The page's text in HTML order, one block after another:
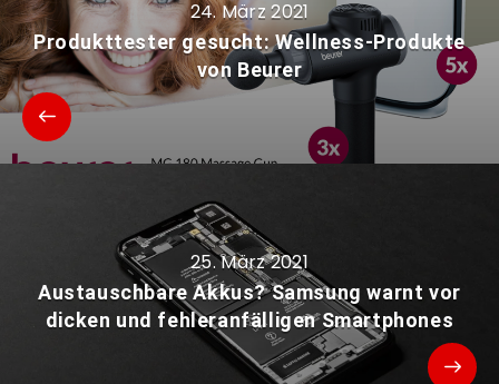
24. März 2021
Produkttester gesucht: Wellness-Produkte
von Beurer
25. März 2021
Austauschbare Akkus? Samsung warnt vor
dicken und fehleranfälligen Smartphones